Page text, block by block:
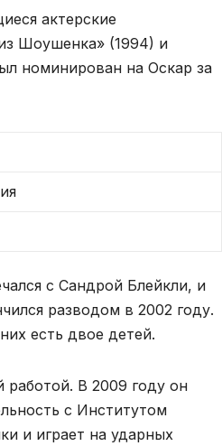
актерские
Шоушенка» (1994) и
номинирован на Оскар за
с Сандрой Блейкли, и
разводом в 2002 году.
есть двое детей.
работой. В 2009 году он
с Институтом
и играет на ударных